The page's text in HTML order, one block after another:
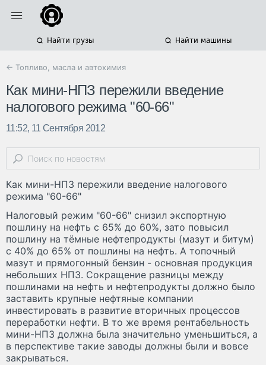
Найти грузы Найти машины
← Топливо, масла и автохимия
Как мини-НПЗ пережили введение
налогового режима "60-66"
11:52, 11 Сентября 2012
Как мини-НПЗ пережили введение налогового
режима "60-66"
Налоговый режим "60-66" снизил экспортную
пошлину на нефть с 65% до 60%, зато повысил
пошлину на тёмные нефтепродукты (мазут и битум)
с 40% до 65% от пошлины на нефть. А топочный
мазут и прямогонный бензин - основная продукция
небольших НПЗ. Сокращение разницы между
пошлинами на нефть и нефтепродукты должно было
заставить крупные нефтяные компании
инвестировать в развитие вторичных процессов
переработки нефти. В то же время рентабельность
мини-НПЗ должна была значительно уменьшиться, а
в перспективе такие заводы должны были и вовсе
закрываться.